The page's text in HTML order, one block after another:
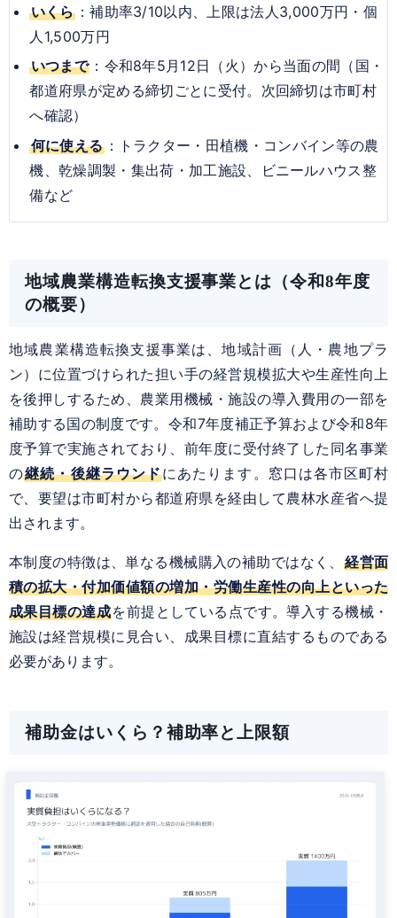
いくら：補助率3/10以内、上限は法人3,000万円・個
人1,500万円
いつまで ：令和8年5月12日（火）から当面の間（国・
都道府県が定める締切ごとに受付。次回締切は市町村
へ確認）
何に使える：トラクター・田植機・コンバイン等の農
機、乾燥調製・集出荷・加工施設、ビニールハウス整
備など
地域農業構造転換支援事業とは（令和8年度
の概要）
地域農業構造転換支援事業は、地域計画（人・農地プラ
ン）に位置づけられた担い手の経営規模拡大や生産性向上
を後押しするため、農業用機械・施設の導入費用の一部を
補助する国の制度です。令和7年度補正予算および令和8年
度予算で実施されており、前年度に受付終了した同名事業
の継続・後継ラウンドにあたります。窓口は各市区町村
で、要望は市町村から都道府県を経由して農林水産省へ提
出されます。
本制度の特徴は、単なる機械購入の補助ではなく、 経営面
積の拡大・付加価値額の増加・労働生産性の向上といった
成果目標の達成を前提としている点です。導入する機械・
施設は経営規模に見合い、成果目標に直結するものである
必要があります。
補助金はいくら？補助率と上限額